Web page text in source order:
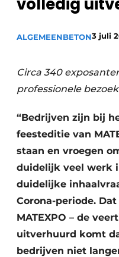
Privacy / Cookie
Video’s
ALGEMEENBETON3 juli
Circa 340
professionele
“Bedrijven zijn bij
feesteditie van
staan en vroegen
duidelijk veel werk
duidelijke
Corona-periode.
MATEXPO – de
uitverhuurd komt
bedrijven niet